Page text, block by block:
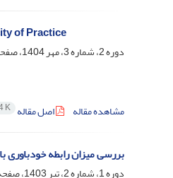
of Practice
دوره 2، شماره 3، مهر 1404، صفحه
مشاهده مقاله
اصل مقاله K
بررسی میزان رابطه خودباوری
دوره 1، شماره 2، تیر 1403، صفحه